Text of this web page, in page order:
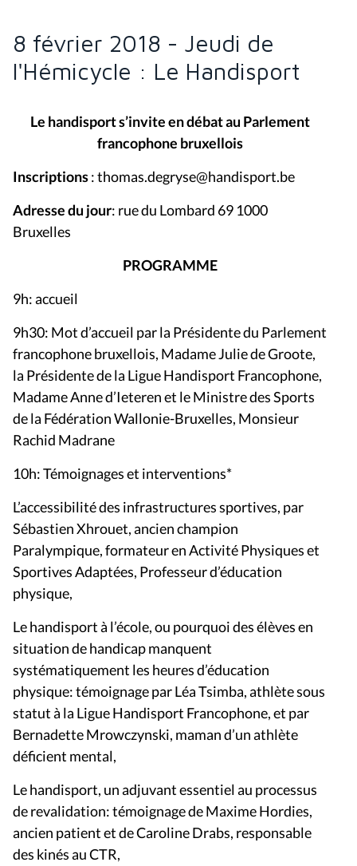
8 février 2018 - Jeudi de
l'Hémicycle : Le Handisport
Le handisport s’invite en débat au Parlement
francophone bruxellois
Inscriptions: thomas.degryse@handisport.be
Adresse du jour: rue du Lombard 69 1000
Bruxelles
PROGRAMME
9h: accueil
9h30: Mot d’accueil par la Présidente du Parlement
francophone bruxellois, Madame Julie de Groote,
la Présidente de la Ligue Handisport Francophone,
Madame Anne d’Ieteren et le Ministre des Sports
de la Fédération Wallonie-Bruxelles, Monsieur
Rachid Madrane
10h: Témoignages et interventions*
L’accessibilité des infrastructures sportives, par
Sébastien Xhrouet, ancien champion
Paralympique, formateur en Activité Physiques et
Sportives Adaptées, Professeur d’éducation
physique,
Le handisport à l’école, ou pourquoi des élèves en
situation de handicap manquent
systématiquement les heures d’éducation
physique: témoignage par Léa Tsimba, athlète sous
statut à la Ligue Handisport Francophone, et par
Bernadette Mrowczynski, maman d’un athlète
déficient mental,
Le handisport, un adjuvant essentiel au processus
de revalidation: témoignage de Maxime Hordies,
ancien patient et de Caroline Drabs, responsable
des kinés au CTR,